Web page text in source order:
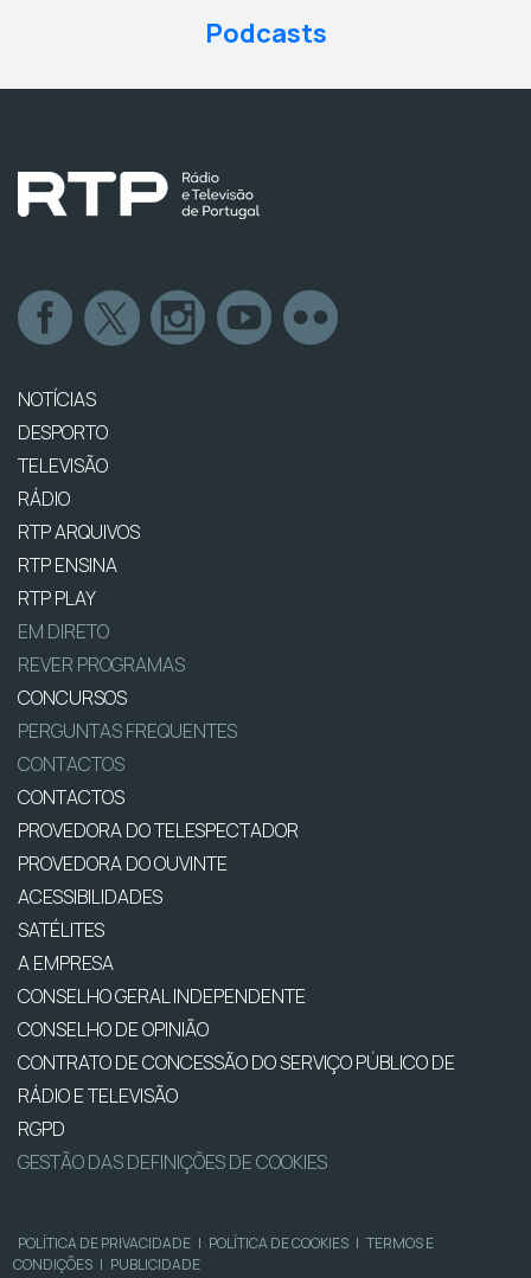
Podcasts
NOTÍCIAS
DESPORTO
TELEVISÃO
RÁDIO
RTP ARQUIVOS
RTP ENSINA
RTP PLAY
EM DIRETO
REVER PROGRAMAS
CONCURSOS
PERGUNTAS FREQUENTES
CONTACTOS
CONTACTOS
PROVEDORA DO TELESPECTADOR
PROVEDORA DO OUVINTE
ACESSIBILIDADES
SATÉLITES
A EMPRESA
CONSELHO GERAL INDEPENDENTE
CONSELHO DE OPINIÃO
CONTRATO DE CONCESSÃO DO SERVIÇO PÚBLICO DE
RÁDIO E TELEVISÃO
RGPD
GESTÃO DAS DEFINIÇÕES DE COOKIES
POLÍTICA DE PRIVACIDADE | POLÍTICA DE COOKIES | TERMOS E
CONDIÇÕES | PUBLICIDADE